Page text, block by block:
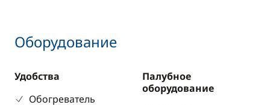
Оборудование
Удобства
Обогреватель
Палубное
оборудование